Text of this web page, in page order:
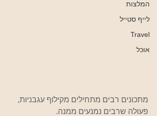
המלצות
לייף סטייל
Travel
אוכל
מתכונים רבים מתחילים מקילוף עגבניות,
פעולה שרבים נמנעים ממנה.